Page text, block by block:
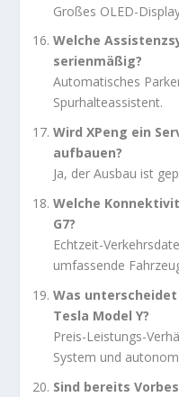
Großes OLED-
Welche
serienmäßig?
Automatisches
Spurhalteassistent.
Wird XPeng ein
aufbauen?
Ja, der Ausbau ist
Welche
G7?
Echtzeit-
umfassende
Was unterscheidet
Tesla Model Y?
Preis-Leistungs-
System und
Sind bereits